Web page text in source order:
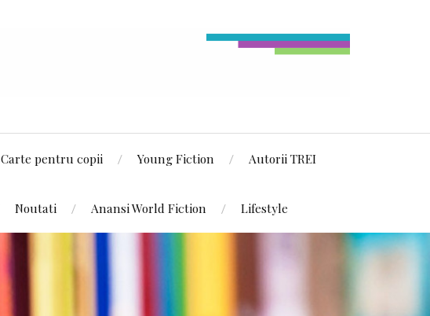
Carte pentru copii Young Fiction Autorii TREI
Noutati Anansi World Fiction Lifestyle